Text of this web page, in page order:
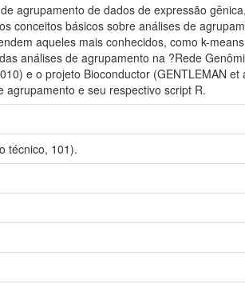
agrupamento de dados de expressão
conceitos básicos sobre análises de
aqueles mais conhecidos, como k-
análises de agrupamento na ?Rede
e o projeto Bioconductor (GENTLEMAN
e seu respectivo script R.
técnico, 101).